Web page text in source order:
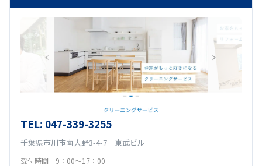
TEL: 047-339-3255
千葉県市川市南大野3-4-7 東武ビル
受付時間 9：00～17：00